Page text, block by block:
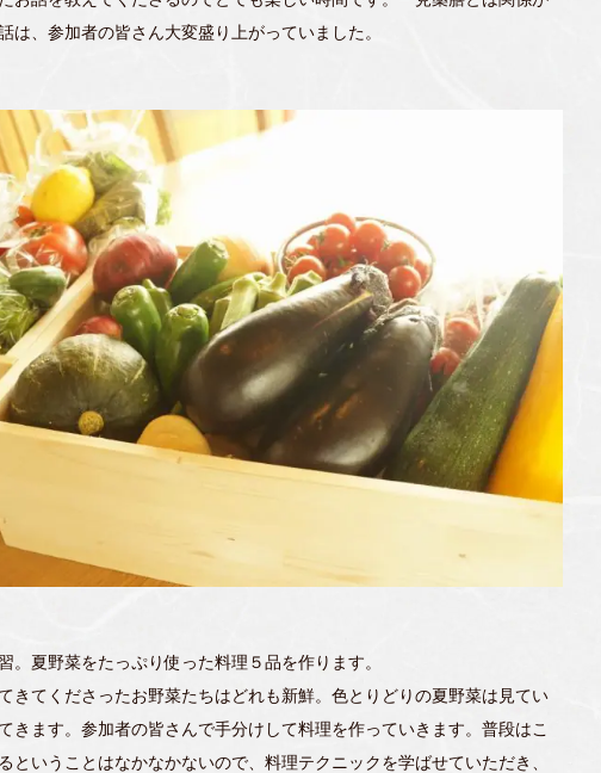
は、参加者の皆さん大変盛り上がっていました。
。夏野菜をたっぷり使った料理５品を作ります。
きてくださったお野菜たちはどれも新鮮。色とりどりの夏野菜は見てい
きます。参加者の皆さんで手分けして料理を作っていきます。普段はこ
ということはなかなかないので、料理テクニックを学ばせていただき、